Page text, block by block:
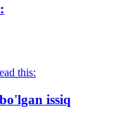
issiq